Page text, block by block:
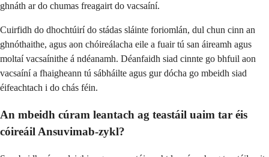
ghnáth ar do chumas freagairt do vacsaíní.
Cuirfidh do dhochtúirí do stádas sláinte foriomlán, dul chun cinn an
ghnóthaithe, agus aon chóireálacha eile a fuair tú san áireamh agus
moltaí vacsaínithe á ndéanamh. Déanfaidh siad cinnte go bhfuil aon
vacsaíní a fhaigheann tú sábháilte agus gur dócha go mbeidh siad
éifeachtach i do chás féin.
An mbeidh cúram leantach ag teastáil uaim tar éis
cóireáil Ansuvimab-zykl?